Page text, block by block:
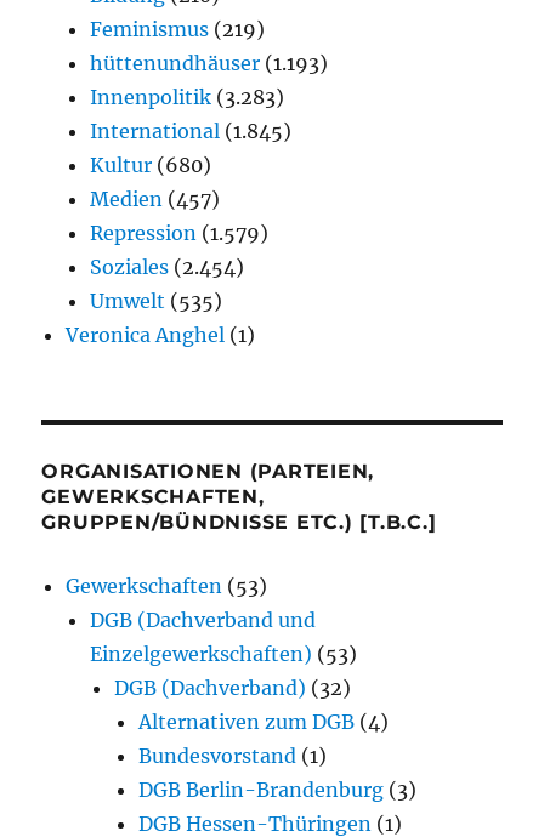
Feminismus (219)
hüttenundhäuser (1.193)
Innenpolitik (3.283)
International (1.845)
Kultur (680)
Medien (457)
Repression (1.579)
Soziales (2.454)
Umwelt (535)
Veronica Anghel (1)
ORGANISATIONEN (PARTEIEN,
GEWERKSCHAFTEN,
GRUPPEN/BÜNDNISSE ETC.) [T.B.C.]
Gewerkschaften (53)
DGB (Dachverband und
Einzelgewerkschaften) (53)
DGB (Dachverband) (32)
Alternativen zum DGB (4)
Bundesvorstand (1)
DGB Berlin-Brandenburg (3)
DGB Hessen-Thüringen (1)